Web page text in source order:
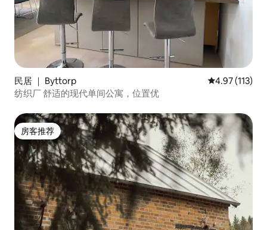
民居 ｜ Byttorp 平均评分 4.97
4.97 (113)
纺织厂 舒适的现代单间公寓，位置优
房客推荐
房客推荐